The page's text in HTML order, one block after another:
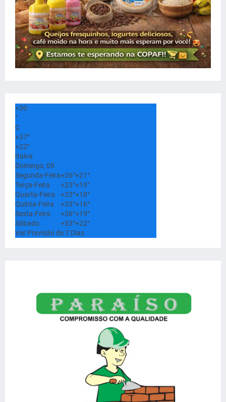
+30
°
C
+37°
+22°
Italva
Domingo, 09
Segunda-Feira+26°+21°
Terça-Feira
+23°+19°
Quarta-Feira
+23°+18°
Quinta-Feira
+33°+16°
Sexta-Feira
+36°+19°
Sábado
+33°+22°
Ver Previsão de 7 Dias